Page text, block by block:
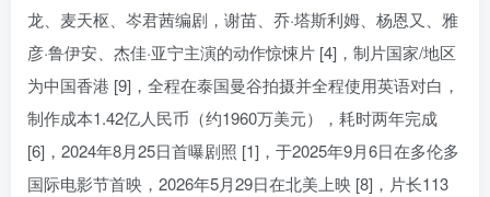
龙、麦天枢、岑君茜编剧，谢苗、乔·塔斯利姆、杨恩又、雅
彦·鲁伊安、杰佳·亚宁主演的动作惊悚片 [4]，制片国家/地区
为中国香港 [9]，全程在泰国曼谷拍摄并全程使用英语对白，
制作成本1.42亿人民币（约1960万美元），耗时两年完成
[6]，2024年8月25日首曝剧照 [1]，于2025年9月6日在多伦多
国际电影节首映，2026年5月29日在北美上映 [8]，片长113